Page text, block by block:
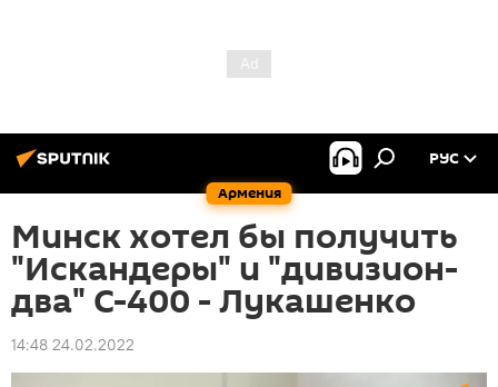
Армения
РУС
Минск хотел бы получить
"Искандеры" и "дивизион-
два" С-400 - Лукашенко
14:48 24.02.2022